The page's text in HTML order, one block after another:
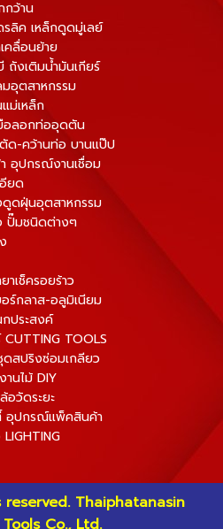
กว้าน
รลิค เหล็กดูดมู่เลย์
คลื่อนย้าย
ถังเติมน้ำมันเกียร์
อุตสาหกรรม
ม่เหล็ก
อลอกท่ออุดตัน
ด-คว้านท่อ บานแป๊ป
อุปกรณ์งานเชื่อม
ยด
ดูดฝุ่นอุตสาหกรรม
ปั๊มชนิดต่างๆ
าเช็ครอยร้าว
ร์กลาส-อลูมิเนียม
กประสงค์
TOOLS
สปริงซ่อมเกลียว
านไม้ DIY
อวัดระยะ
อุปกรณ์แพ็คสินค้า
Thaiphatanasin